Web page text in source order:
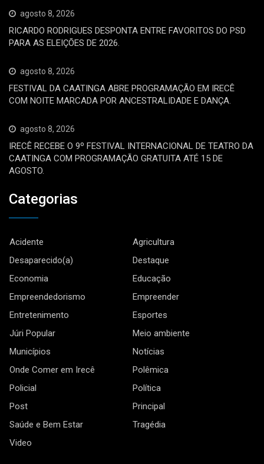
agosto 8, 2026
RICARDO RODRIGUES DESPONTA ENTRE FAVORITOS DO PSD
PARA AS ELEIÇÕES DE 2026.
agosto 8, 2026
FESTIVAL DA CAATINGA ABRE PROGRAMAÇÃO EM IRECÊ
COM NOITE MARCADA POR ANCESTRALIDADE E DANÇA.
agosto 8, 2026
IRECÊ RECEBE O 9º FESTIVAL INTERNACIONAL DE TEATRO DA
CAATINGA COM PROGRAMAÇÃO GRATUITA ATÉ 15 DE
AGOSTO.
Categorias
Acidente
Agricultura
Desaparecido(a)
Destaque
Economia
Educação
Empreendedorismo
Empreender
Entretenimento
Esportes
Júri Popular
Meio ambiente
Municípios
Notícias
Onde Comer em Irecê
Polêmica
Policial
Política
Post
Principal
Saúde e Bem Estar
Tragédia
Video